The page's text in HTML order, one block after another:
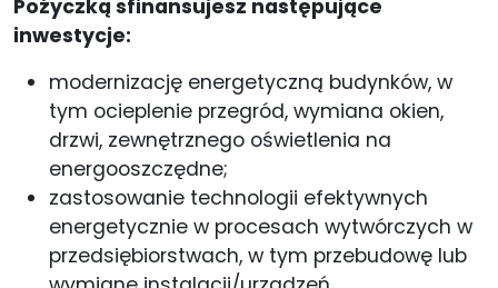
Pożyczką sfinansujesz następujące
inwestycje:
modernizację energetyczną budynków, w
tym ocieplenie przegród, wymiana okien,
drzwi, zewnętrznego oświetlenia na
energooszczędne;
zastosowanie technologii efektywnych
energetycznie w procesach wytwórczych w
przedsiębiorstwach, w tym przebudowę lub